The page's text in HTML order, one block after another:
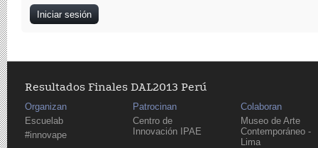
Resultados Finales DAL2013 Perú
Organizan
Escuelab
#innovape
Patrocinan
Centro de
Innovación IPAE
Colaboran
Museo de Arte
Contemporáneo -
Lima